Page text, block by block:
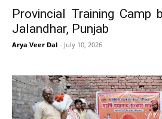
Provincial Training Camp
Jalandhar, Punjab
Arya Veer Dal - July 10, 2026